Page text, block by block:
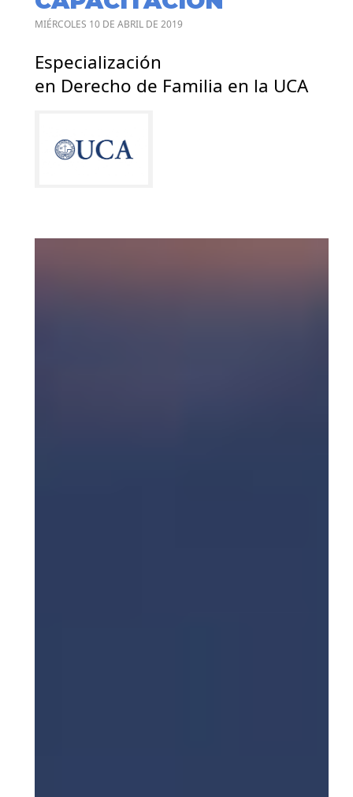
MIÉRCOLES 10 DE ABRIL DE 2019
Especialización
en Derecho de Familia en la UCA